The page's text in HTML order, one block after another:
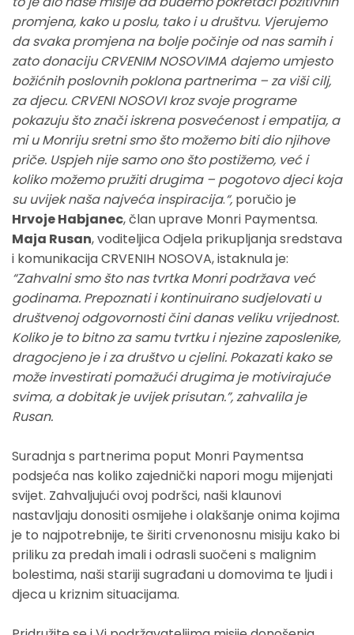
promjena, kako u poslu, tako i u društvu. Vjerujemo
da svaka promjena na bolje počinje od nas samih i
zato donaciju CRVENIM NOSOVIMA dajemo umjesto
božićnih poslovnih poklona partnerima – za viši cilj,
za djecu. CRVENI NOSOVI kroz svoje programe
pokazuju što znači iskrena posvećenost i empatija, a
mi u Monriju sretni smo što možemo biti dio njihove
priče. Uspjeh nije samo ono što postižemo, već i
koliko možemo pružiti drugima – pogotovo djeci koja
su uvijek naša najveća inspiracija.“, poručio je
Hrvoje Habjanec, član uprave Monri Paymentsa.
Maja Rusan, voditeljica Odjela prikupljanja sredstava
i komunikacija CRVENIH NOSOVA, istaknula je:
“Zahvalni smo što nas tvrtka Monri podržava već
godinama. Prepoznati i kontinuirano sudjelovati u
društvenoj odgovornosti čini danas veliku vrijednost.
Koliko je to bitno za samu tvrtku i njezine zaposlenike,
dragocjeno je i za društvo u cjelini. Pokazati kako se
može investirati pomažući drugima je motivirajuće
svima, a dobitak je uvijek prisutan.”, zahvalila je
Rusan.
Suradnja s partnerima poput Monri Paymentsa
podsjeća nas koliko zajednički napori mogu mijenjati
svijet. Zahvaljujući ovoj podršci, naši klaunovi
nastavljaju donositi osmijehe i olakšanje onima kojima
je to najpotrebnije, te širiti crvenonosnu misiju kako bi
priliku za predah imali i odrasli suočeni s malignim
bolestima, naši stariji sugrađani u domovima te ljudi i
djeca u kriznim situacijama.